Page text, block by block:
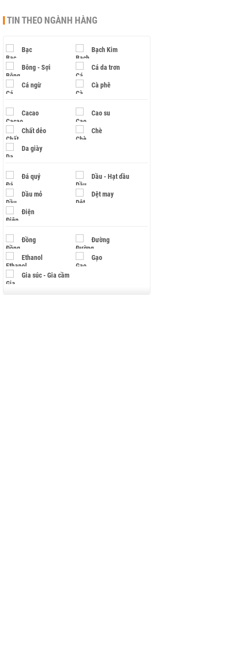
TIN THEO NGÀNH HÀNG
Bạc Bạch Kim
Bông - Sợi Cá da trơn
Cá ngừ Cà phê
Cacao Cao su
Chất dẻo Chè
Da giày
Đá quý Dầu - Hạt dầu
Dầu mỏ Dệt may
Điện
Đồng Đường
Ethanol Gạo
Gia súc - Gia cầm